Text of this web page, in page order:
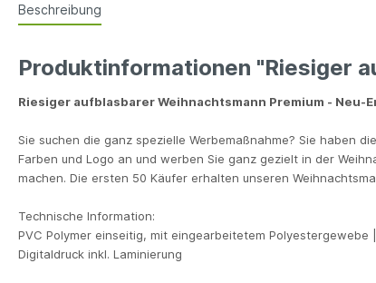
Beschreibung
Produktinformationen "Riesiger
Riesiger aufblasbarer Weihnachtsmann Premium -
Sie suchen die ganz spezielle Werbemaßnahme? Sie haben
Farben und Logo an und werben Sie ganz gezielt in der
machen. Die ersten 50 Käufer erhalten unseren
Technische Information:
PVC Polymer einseitig, mit eingearbeitetem
Digitaldruck inkl. Laminierung